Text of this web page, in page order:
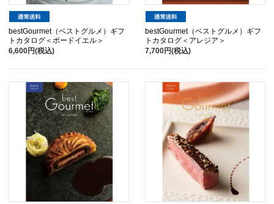
bestGourmet（ベストグルメ）ギフ
トカタログ＜ボードイエル＞
6,600円(税込)
bestGourmet（ベストグルメ）ギフ
トカタログ＜アレジア＞
7,700円(税込)